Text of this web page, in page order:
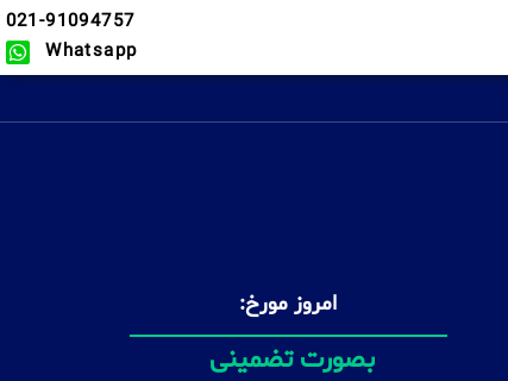
021-91094757
Whatsapp
امروز مورخ:
در سریع ترین زمان ممکن